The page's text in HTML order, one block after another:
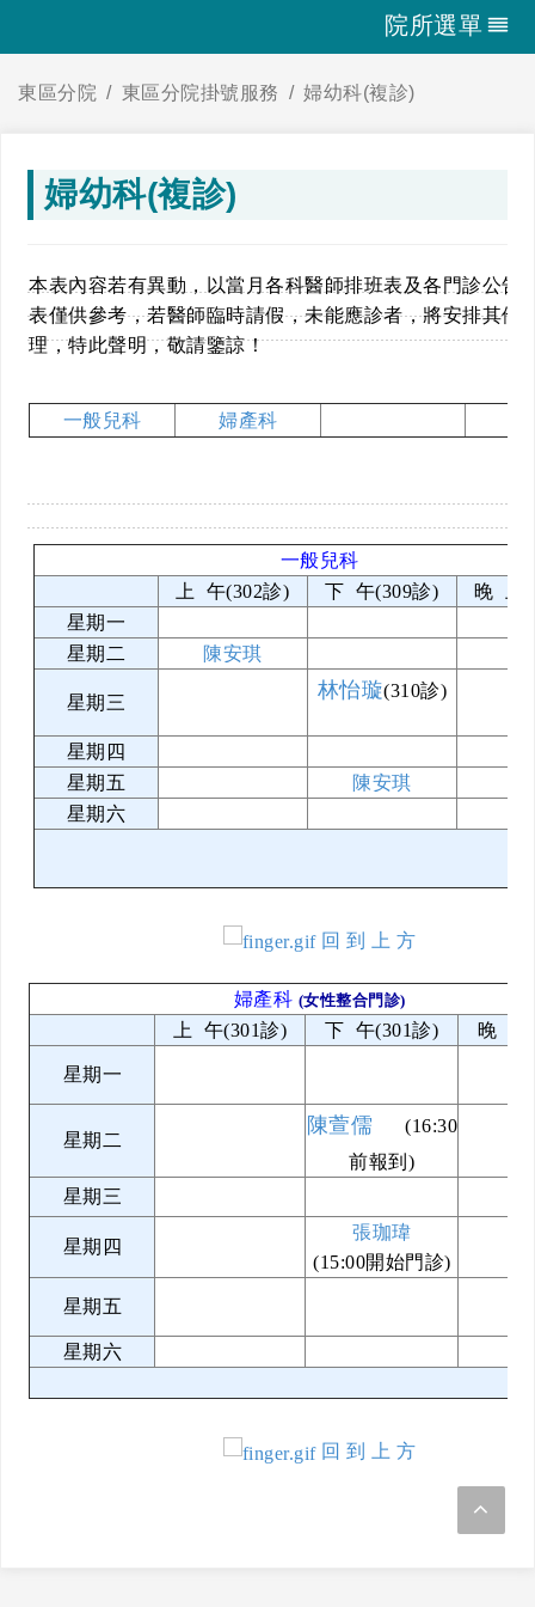
院所選單
東區分院 東區分院掛號服務 婦幼科(複診)
婦幼科(複診)
本表內容若有異動，以當月各科醫師排班表及各門診公告
表僅供參考，若醫師臨時請假，未能應診者，將安排其他
理，特此聲明，敬請鑒諒！
一般兒科 婦產科
一般兒科
上 午(302診)
下 午(309診)
晚 上
星期一
星期二
陳安琪
星期三
林怡璇(310診)
星期四
星期五
陳安琪
星期六
回 到 上 方
婦產科 (女性整合門診)
上 午(301診) 下 午(301診) 晚 上
星期一
星期二
陳萱儒 (16:30
前報到)
星期三
星期四
張珈瑋
(15:00開始門診)
星期五
星期六
回 到 上 方